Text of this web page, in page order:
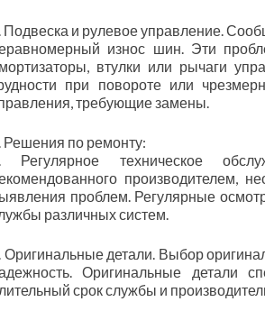
Подвеска и рулевое управление.
износ шин. Эти
втулки или рычаги
при повороте или
требующие замены.
Решения по ремонту:
Регулярное техническое
производителем,
проблем. Регулярные
различных систем.
Оригинальные детали. Выбор
Оригинальные детали
срок службы и